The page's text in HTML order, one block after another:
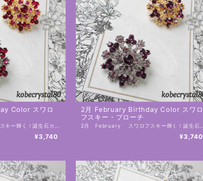
Color スワロ
¥3,740
2月 February Birthday Color スワロ
フスキー・ブローチ
¥3,740